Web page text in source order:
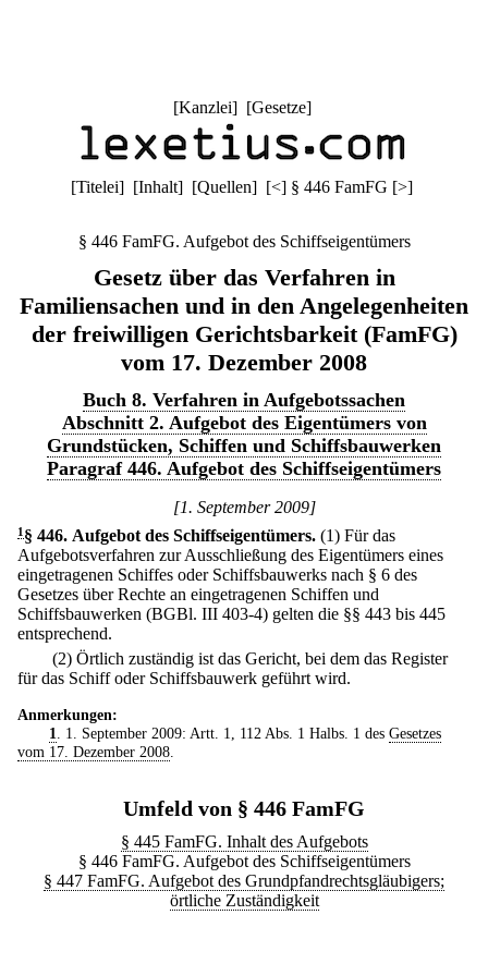
[Kanzlei] [Gesetze]
[Titelei] [Inhalt] [Quellen] [<] § 446 FamFG [>]
§ 446 FamFG. Aufgebot des Schiffseigentümers
Gesetz über das Verfahren in
Familiensachen und in den Angelegenheiten
der freiwilligen Gerichtsbarkeit (FamFG)
vom 17. Dezember 2008
Buch 8. Verfahren in Aufgebotssachen
Abschnitt 2. Aufgebot des Eigentümers von
Grundstücken, Schiffen und Schiffsbauwerken
Paragraf 446. Aufgebot des Schiffseigentümers
[1. September 2009]
1 § 446. Aufgebot des Schiffseigentümers. (1) Für das
Aufgebotsverfahren zur Ausschließung des Eigentümers eines
eingetragenen Schiffes oder Schiffsbauwerks nach § 6 des
Gesetzes über Rechte an eingetragenen Schiffen und
Schiffsbauwerken (BGBl. III 403-4) gelten die §§ 443 bis 445
entsprechend.
(2) Örtlich zuständig ist das Gericht, bei dem das Register
für das Schiff oder Schiffsbauwerk geführt wird.
Anmerkungen:
1. 1. September 2009: Artt. 1, 112 Abs. 1 Halbs. 1 des Gesetzes
vom 17. Dezember 2008.
Umfeld von § 446 FamFG
§ 445 FamFG. Inhalt des Aufgebots
§ 446 FamFG. Aufgebot des Schiffseigentümers
§ 447 FamFG. Aufgebot des Grundpfandrechtsgläubigers;
örtliche Zuständigkeit